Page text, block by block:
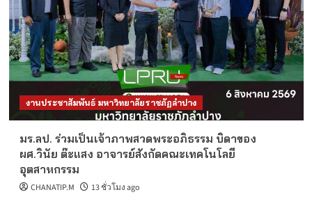
งานประชาสัมพันธ์ มหาวิทยาลัยราชภัฏลำปาง
มร.ลป. ร่วมเป็นเจ้าภาพสวดพระอภิธรรม บิดาของ
ผศ.วินัย ต๊ะแสง อาจารย์สังกัดคณะเทคโนโลยี
อุตสาหกรรม
CHANATIP.M 13 ชั่วโมง ago